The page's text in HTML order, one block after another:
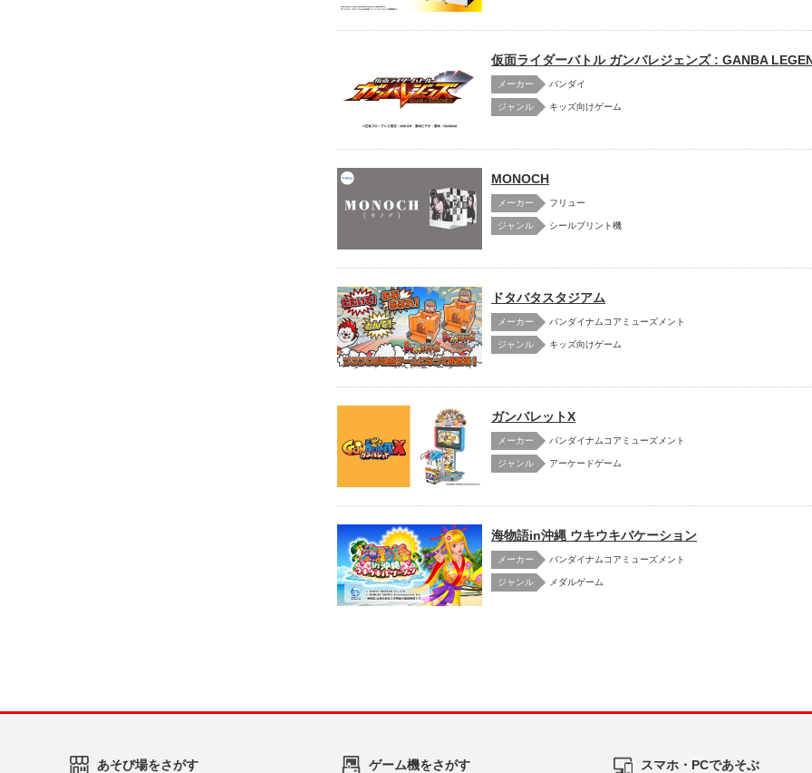
仮面ライダーバトル ガンバレジェンズ : GANBA
メーカー バンダイ
キッズ向けゲーム
MONOCH
メーカー フリュー
シールプリント機
ドタバタスタジアム
メーカー バンダイナムコアミューズメント
キッズ向けゲーム
ガンバレットX
メーカー バンダイナムコアミューズメント
アーケードゲーム
海物語in沖縄 ウキウキバケーション
メーカー バンダイナムコアミューズメント
メダルゲーム
あそび場をさがす ゲーム機をさがす スマホ・PCであそぶ